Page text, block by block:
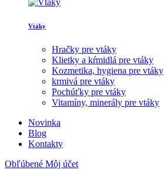
Vtáky
Hračky pre vtáky
Klietky a kŕmidlá pre vtáky
Kozmetika, hygiena pre vtáky
krmivá pre vtáky
Pochúťky pre vtáky
Vitamíny, minerály pre vtáky
Novinka
Blog
Kontakty
Obľúbené Môj účet